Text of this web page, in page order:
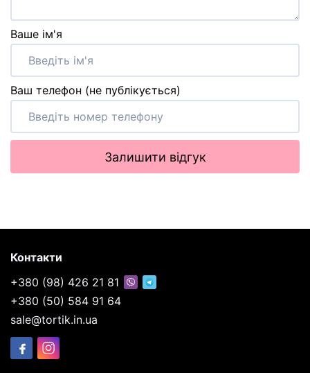
Ваше ім'я
Ваш телефон (не публікується)
Залишити відгук
Контакти
+380 (98) 426 21 81
+380 (50) 584 91 64
sale@tortik.in.ua